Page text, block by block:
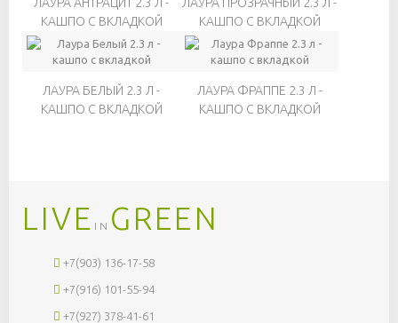
КАШПО С ВКЛАДКОЙ
КАШПО С ВКЛАДКОЙ
ЛАУРА БЕЛЫЙ 2.3 Л -
КАШПО С ВКЛАДКОЙ
ЛАУРА ФРАППЕ 2.3 Л -
КАШПО С ВКЛАДКОЙ
LIVE IN GREEN
+7(903) 136-17-58
+7(916) 101-55-94
+7(927) 378-41-61